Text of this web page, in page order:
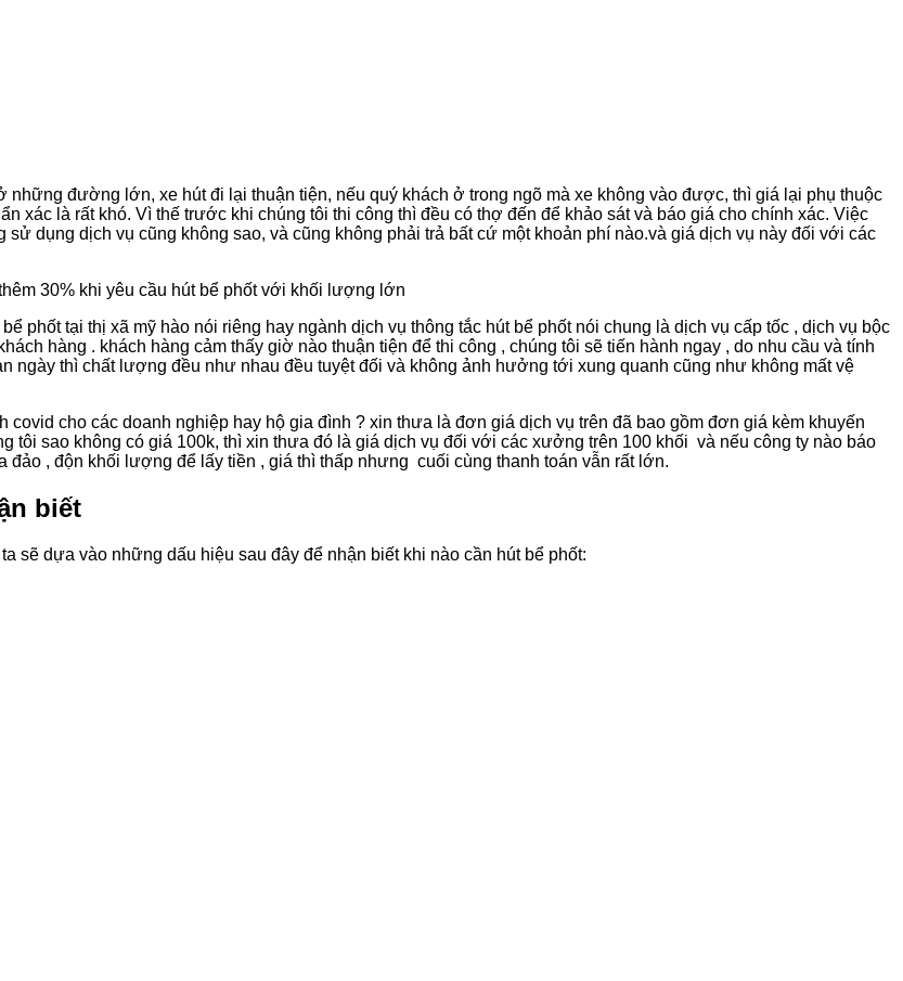
đường lớn, xe hút đi lại thuận tiện, nếu quý khách ở trong ngõ mà xe không vào được, thì giá lại phụ thuộc
xác là rất khó. Vì thế trước khi chúng tôi thi công thì đều có thợ đến để khảo sát và báo giá cho chính xác. Việc
dụng dịch vụ cũng không sao, và cũng không phải trả bất cứ một khoản phí nào.và giá dịch vụ này đối với các
30% khi yêu cầu hút bể phốt với khối lượng lớn
phốt tại thị xã mỹ hào nói riêng hay ngành dịch vụ thông tắc hút bể phốt nói chung là dịch vụ cấp tốc , dịch vụ bộc
hàng . khách hàng cảm thấy giờ nào thuận tiện để thi công , chúng tôi sẽ tiến hành ngay , do nhu cầu và tính
ngày thì chất lượng đều như nhau đều tuyệt đối và không ảnh hưởng tới xung quanh cũng như không mất vệ
covid cho các doanh nghiệp hay hộ gia đình ? xin thưa là đơn giá dịch vụ trên đã bao gồm đơn giá kèm khuyến
tôi sao không có giá 100k, thì xin thưa đó là giá dịch vụ đối với các xưởng trên 100 khối và nếu công ty nào báo
, độn khối lượng để lấy tiền , giá thì thấp nhưng cuối cùng thanh toán vẫn rất lớn.
biết
sẽ dựa vào những dấu hiệu sau đây để nhận biết khi nào cần hút bể phốt: